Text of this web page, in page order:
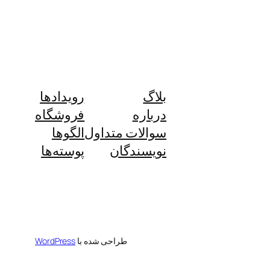
بلاگ
درباره
سوالات متداول
نویسندگان
رویدادها
فروشگاه
الگوها
پوسته‌ها
طراحی شده با WordPress